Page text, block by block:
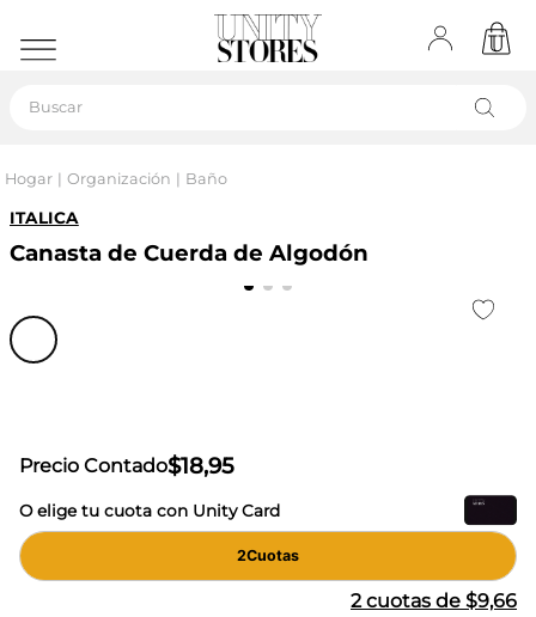
Hogar Organización Baño
ITALICA
Canasta de Cuerda de Algodón
Precio Contado$18,95
O elige tu cuota con Unity Card
2Cuotas
2cuotas de $9,66